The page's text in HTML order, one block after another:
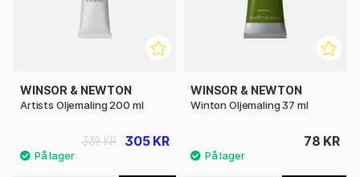
WINSOR & NEWTON
Artists Oljemaling 200 ml
305 KR
339 KR
WINSOR & NEWTON
Winton Oljemaling 37 ml
78 KR